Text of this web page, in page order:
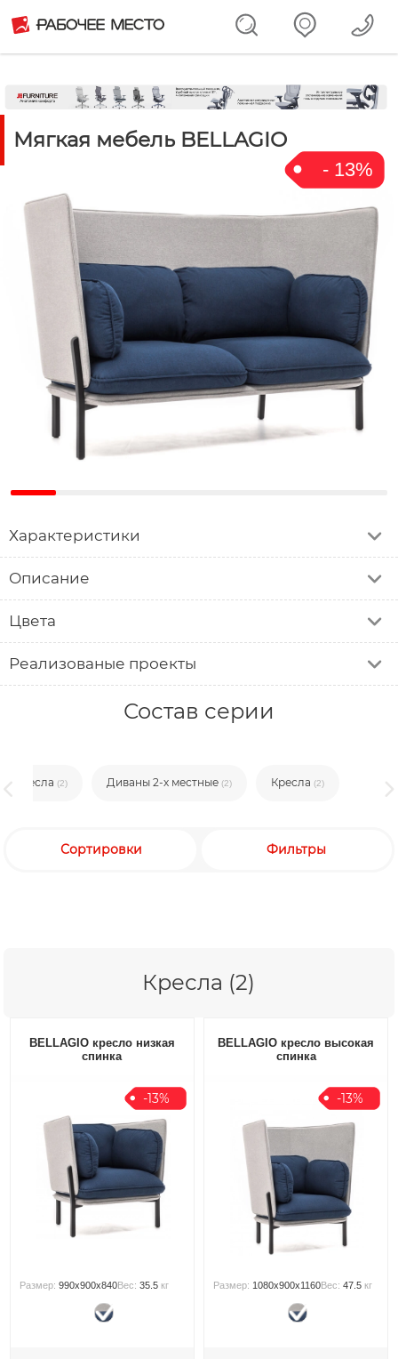
- 13%
Мягкая мебель BELLAGIO
Характеристики
Описание
Цвета
Реализованые проекты
Состав серии
Кресла(2) Диваны 2-х местные(2) Кресла(2)
Сортировки Фильтры
Кресла (2)
BELLAGIO кресло низкая
спинка
-13%
Размер:990x900x840Вес:35.5 кг
BELLAGIO кресло высокая
спинка
-13%
Размер: 1080x900x1160Вес:47.5 кг